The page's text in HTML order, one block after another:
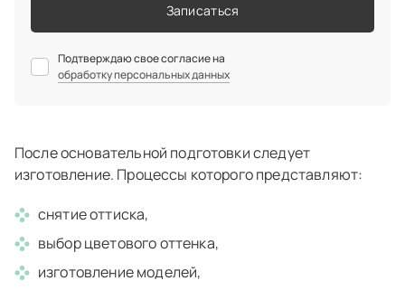
Записаться
Подтверждаю свое согласие на
обработку персональных данных
После основательной подготовки следует
изготовление. Процессы которого представляют:
снятие оттиска,
выбор цветового оттенка,
изготовление моделей,